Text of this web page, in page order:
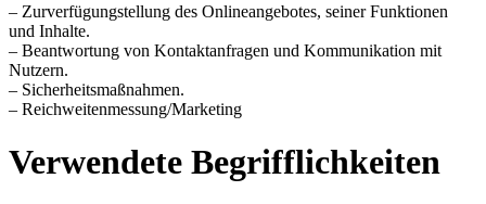
– Zurverfügungstellung des Onlineangebotes, seiner Funktionen
und Inhalte.
– Beantwortung von Kontaktanfragen und Kommunikation mit
Nutzern.
– Sicherheitsmaßnahmen.
– Reichweitenmessung/Marketing
Verwendete Begrifflichkeiten